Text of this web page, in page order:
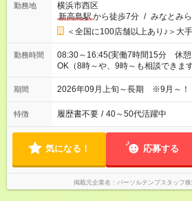
勤務地
横浜市西区
新高島駅から徒歩7分 / みなとみ
＜全国に100店舗以上あり♪＞大
勤務時間
08:30～16:45(実働7時間15分 休
OK（8時～や、9時～も相談できます
期間 2026年09月上旬～長期 ※9月～！
特徴 履歴書不要 / 40～50代活躍中
気になる！ 応募する
掲載元企業名 パーソルテンプスタッフ